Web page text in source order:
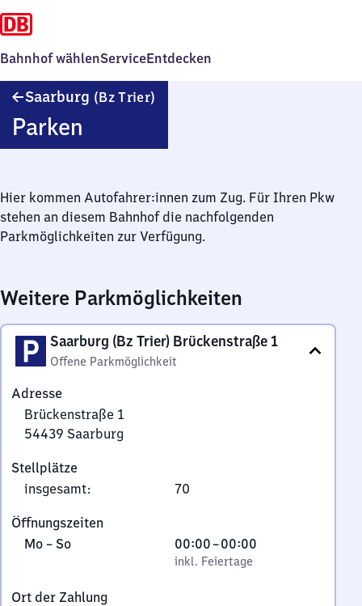
Bahnhof wählenServiceEntdecken
Saarburg (Bz Trier)
Parken
Hier kommen Autofahrer:innen zum Zug. Für Ihren Pkw
stehen an diesem Bahnhof die nachfolgenden
Parkmöglichkeiten zur Verfügung.
Weitere Parkmöglichkeiten
Saarburg (Bz Trier) Brückenstraße 1
Offene Parkmöglichkeit
Adresse
Brückenstraße 1
54439 Saarburg
1,
5
4
3
Saarburg
Stellplätze
insgesamt: 70
Öffnungszeiten
Montag
Mo – So,
00:00–00:00
Von
0
inkl. Feiertage
Ort der Zahlung